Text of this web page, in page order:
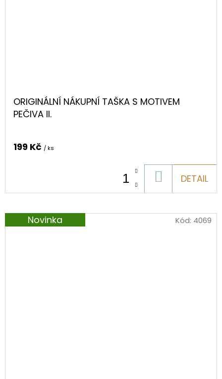
ORIGINÁLNÍ NÁKUPNÍ TAŠKA S MOTIVEM
PEČIVA II.
199 Kč / ks
KOŠÍKU
DETAIL
Novinka Kód: 4069